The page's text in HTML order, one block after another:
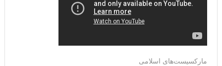
مارکسیست‌های اسلامی